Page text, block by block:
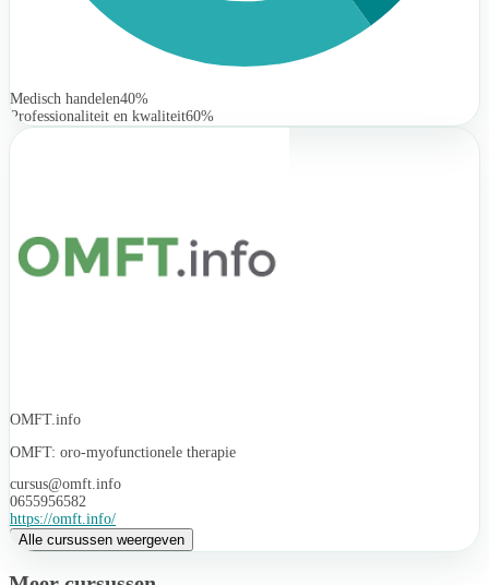
Medisch handelen40%
Professionaliteit en kwaliteit60%
OMFT.info
OMFT: oro-myofunctionele therapie
cursus@omft.info
0655956582
https://omft.info/
Alle cursussen weergeven